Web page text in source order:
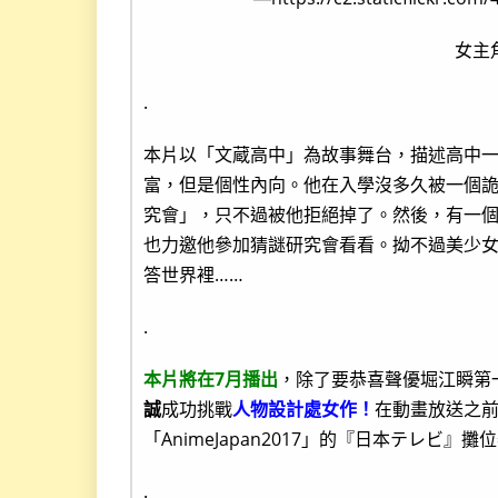
女主
.
本片以「文蔵高中」為故事舞台，描述高中
富，但是個性內向。他在入學沒多久被一個
究會」，只不過被他拒絕掉了。然後，有一
也力邀他參加猜謎研究會看看。拗不過美少
答世界裡……
.
本片將在7月播出 ，除了要恭喜聲優堀江瞬
誠成功挑戰人物設計處女作！ 在動畫放送之
「AnimeJapan2017」的『日本テレビ』攤
.